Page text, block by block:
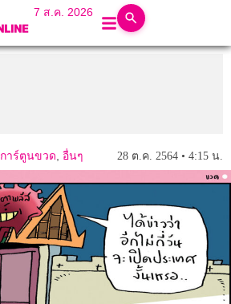
7 ส.ค. 2026
การ์ตูนขวด, อื่นๆ 28 ต.ค. 2564 • 4:15 น.